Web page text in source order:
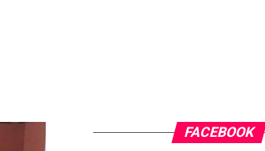
FACEBOOK